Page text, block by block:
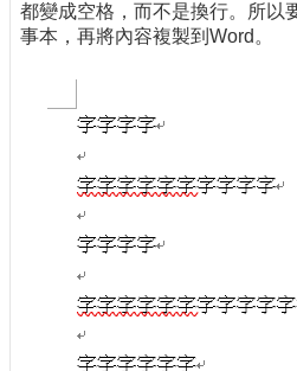
專
題
都變成空格，而不是換行。所以
事本，再將內容複製到Word。